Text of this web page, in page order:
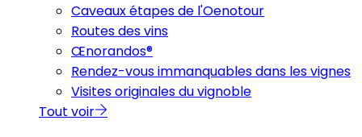
Caveaux étapes de l'Oenotour
Routes des vins
Œnorandos®
Rendez-vous immanquables dans les vignes
Visites originales du vignoble
Tout voir